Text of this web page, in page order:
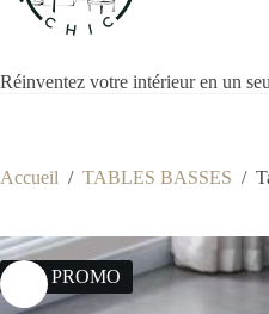
Réinventez votre intérieur en un
Accueil / TABLES BASSES /
29% PROMO